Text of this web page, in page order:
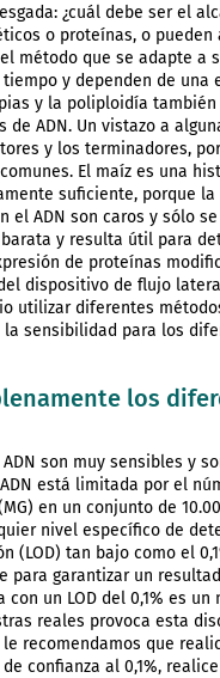
¿cuál debe ser el
o proteínas, o
método que se adapte a
y dependen de
y la poliploidía
ADN. Un vistazo a
y los terminadores,
El maíz es una
suficiente, porque
el ADN son caros y sólo
y resulta útil para
de proteínas
dispositivo de flujo
utilizar diferentes
sensibilidad para los
los
son muy sensibles y
está limitada por el
en un conjunto de
nivel específico de
tan bajo como el
garantizar un
un LOD del 0,1% es
reales provoca esta
le recomendamos que
de confianza al 0,1%,